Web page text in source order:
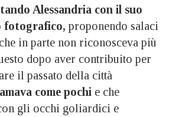
Alessandria con il suo
fotografico, proponendo salaci
in parte non riconosceva più
dopo aver contribuito per
il passato della città
come pochi e che
gli occhi goliardici e